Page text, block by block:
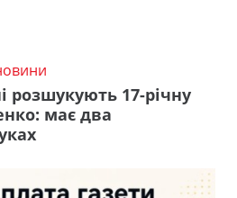
17-річну
має два